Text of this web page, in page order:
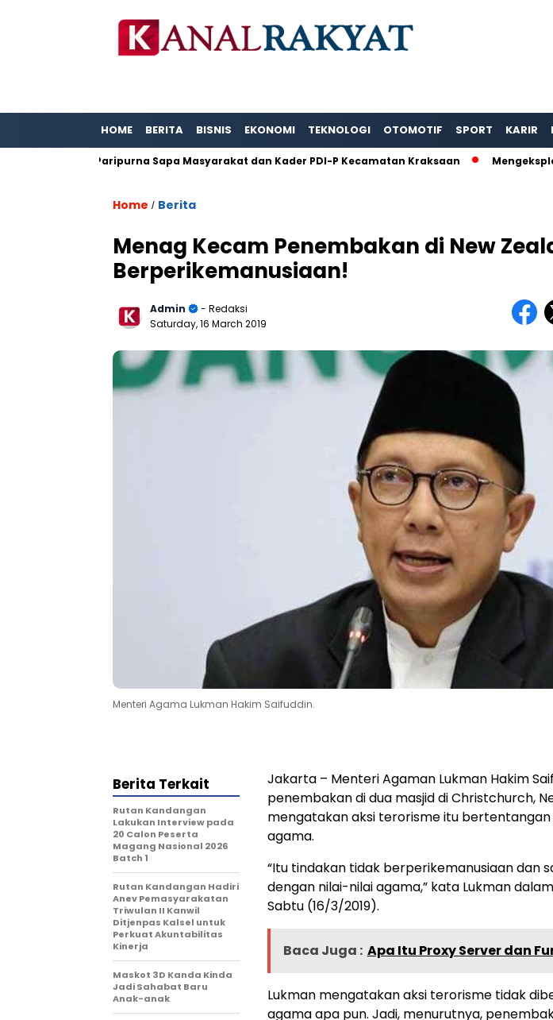
HOME BERITA BISNIS EKONOMI TEKNOLOGI OTOMOTIF SPORT KARIR
H. Eddy Paripurna Sapa Masyarakat dan Kader PDI-P Kecamatan Kraksaan Mengeksplorasi
Home / Berita
Menag Kecam Penembakan di New
Berperikemanusiaan!
Admin
- Redaksi
Saturday, 16 March 2019
Menteri Agama Lukman Hakim Saifuddin.
Jakarta – Menteri Agaman Lukman Hakim
penembakan di dua masjid di Christchurch,
mengatakan aksi terorisme itu
agama.
“Itu tindakan tidak berperikemanusiaan dan
dengan nilai-nilai agama,” kata Lukman
Sabtu (16/3/2019).
Baca Juga : Apa Itu Proxy Server dan
Lukman mengatakan aksi terorisme tidak
agama apa pun. Jadi, menurutnya,
Berita Terkait
Rutan Kandangan
Lakukan Interview pada
20 Calon Peserta
Magang Nasional 2026
Batch 1
Rutan Kandangan Hadiri
Anev Pemasyarakatan
Triwulan II Kanwil
Ditjenpas Kalsel untuk
Perkuat Akuntabilitas
Kinerja
Maskot 3D Kanda Kinda
Jadi Sahabat Baru
Anak-anak